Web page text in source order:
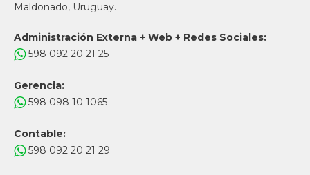
Maldonado, Uruguay.
Administración Externa + Web + Redes Sociales:
598 092 20 21 25
Gerencia:
598 098 10 1065
Contable:
598 092 20 21 29